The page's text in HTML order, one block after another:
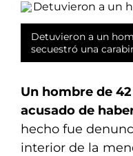
Detuvieron a un
secuestró una
Un hombre de
acusado de
hecho fue
interior de la